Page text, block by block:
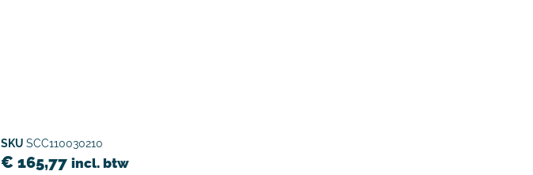
SKU SCC110030210
€ 165,77 incl. btw